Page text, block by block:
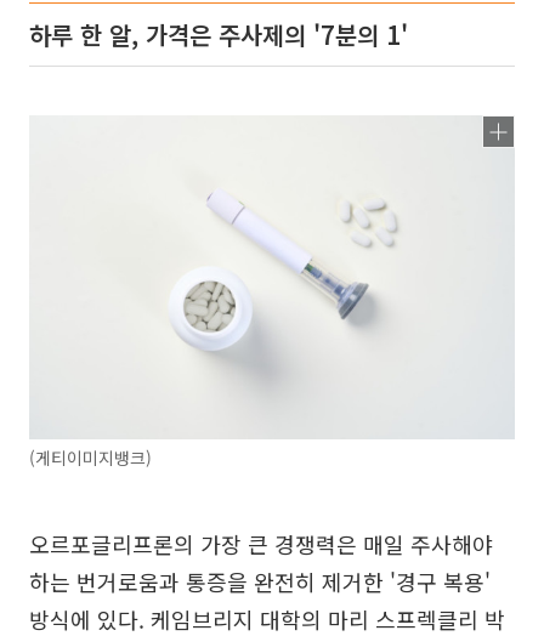
하루 한 알, 가격은 주사제의 '7분의 1'
(게티이미지뱅크)
오르포글리프론의 가장 큰 경쟁력은 매일 주사해야
하는 번거로움과 통증을 완전히 제거한 '경구 복용'
방식에 있다. 케임브리지 대학의 마리 스프렉클리 박